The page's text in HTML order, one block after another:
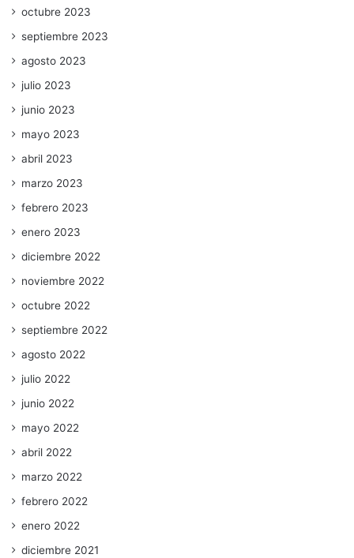
octubre 2023
septiembre 2023
agosto 2023
julio 2023
junio 2023
mayo 2023
abril 2023
marzo 2023
febrero 2023
enero 2023
diciembre 2022
noviembre 2022
octubre 2022
septiembre 2022
agosto 2022
julio 2022
junio 2022
mayo 2022
abril 2022
marzo 2022
febrero 2022
enero 2022
diciembre 2021